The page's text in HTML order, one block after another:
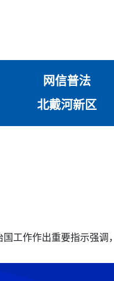
网信普法
北戴河新区
工作作出重要指示强